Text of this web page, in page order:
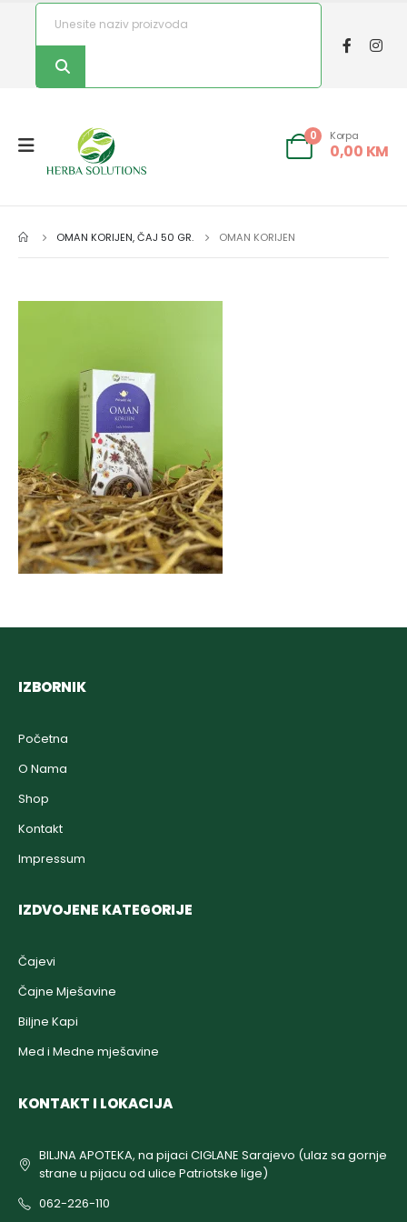
0 Korpa
0,00 KM
OMAN KORIJEN, ČAJ 50 GR. OMAN KORIJEN
IZBORNIK
Početna
O Nama
Shop
Kontakt
Impressum
IZDVOJENE KATEGORIJE
Čajevi
Čajne Mješavine
Biljne Kapi
Med i Medne mješavine
KONTAKT I LOKACIJA
BILJNA APOTEKA, na pijaci CIGLANE Sarajevo (ulaz sa gornje
strane u pijacu od ulice Patriotske lige)
062-226-110